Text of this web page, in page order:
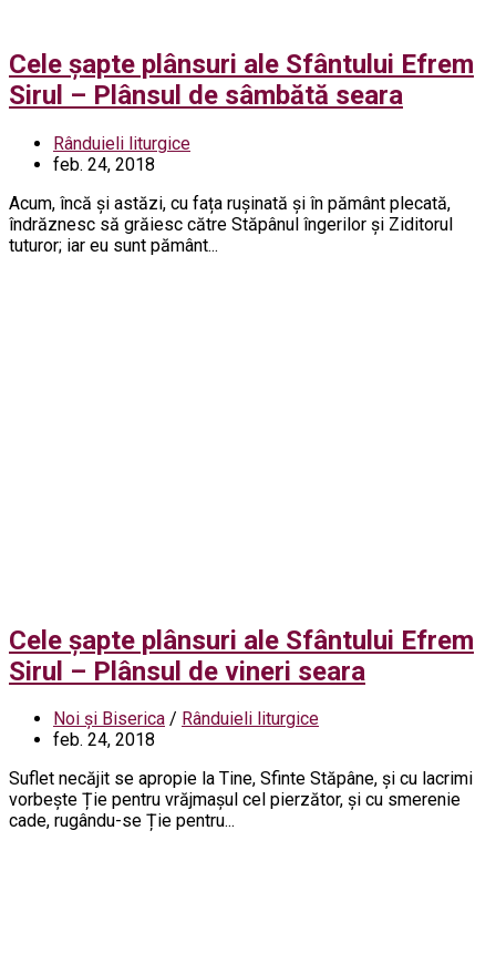
Cele șapte plânsuri ale Sfântului Efrem
Sirul – Plânsul de sâmbătă seara
Rânduieli liturgice
feb. 24, 2018
Acum, încă și astăzi, cu fața rușinată și în pământ plecată,
îndrăznesc să grăiesc către Stăpânul îngerilor și Ziditorul
tuturor; iar eu sunt pământ...
Cele șapte plânsuri ale Sfântului Efrem
Sirul – Plânsul de vineri seara
Noi și Biserica / Rânduieli liturgice
feb. 24, 2018
Suflet necăjit se apropie la Tine, Sfinte Stăpâne, și cu lacrimi
vorbește Ție pentru vrăjmașul cel pierzător, și cu smerenie
cade, rugându-se Ție pentru...